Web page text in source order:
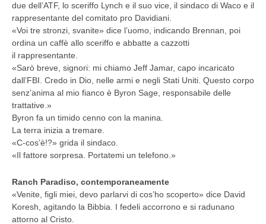
due dell’ATF, lo sceriffo Lynch e il suo vice, il sindaco di Waco e il
rappresentante del comitato pro Davidiani.
«Voi tre stronzi, svanite» dice l’uomo, indicando Brennan, poi
ordina un caffè allo sceriffo e abbatte a cazzotti
il rappresentante.
«Sarò breve, signori: mi chiamo Jeff Jamar, capo incaricato
dall’FBI. Credo in Dio, nelle armi e negli Stati Uniti. Questo corpo
senz’anima al mio fianco è Byron Sage, responsabile delle
trattative.»
Byron fa un timido cenno con la manina.
La terra inizia a tremare.
«C-cos’è!?» grida il sindaco.
«Il fattore sorpresa. Portatemi un telefono.»
Ranch Paradiso, contemporaneamente
«Venite, figli miei, devo parlarvi di cos’ho scoperto» dice David
Koresh, agitando la Bibbia. I fedeli accorrono e si radunano
attorno al Cristo.